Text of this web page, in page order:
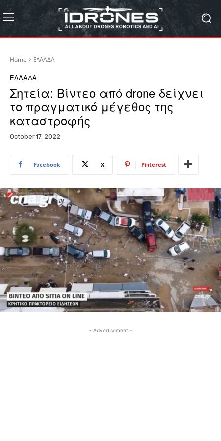
Home ΕΛΛΑΔΑ
ΕΛΛΑΔΑ
Σητεία: Βίντεο από drone δείχνει
το πραγματικό μέγεθος της
καταστροφής
October 17, 2022
Facebook X Pinterest
- Advertisement -